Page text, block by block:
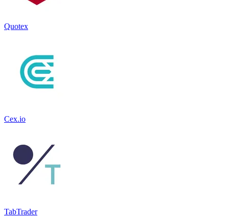
Quotex
Cex.io
TabTrader